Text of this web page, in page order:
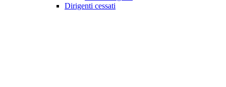
Dirigenti cessati